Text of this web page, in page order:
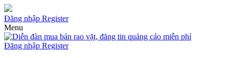
Đăng nhập Register
Menu
Đăng nhập Register